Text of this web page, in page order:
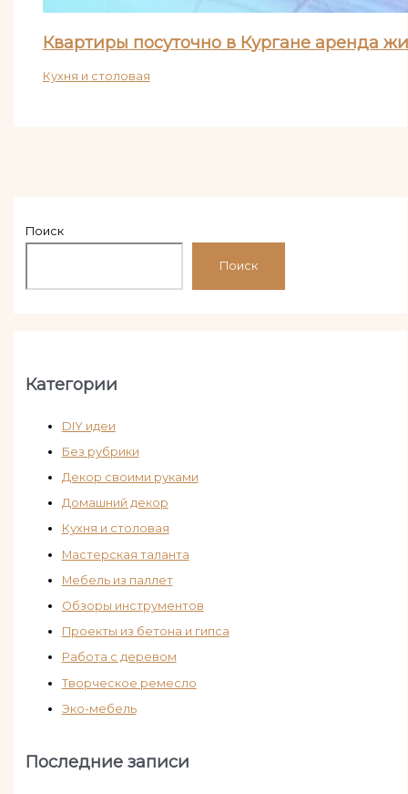
Поиск
Поиск
Категории
DIY идеи
Без рубрики
Декор своими руками
Домашний декор
Кухня и столовая
Мастерская таланта
Мебель из паллет
Обзоры инструментов
Проекты из бетона и гипса
Работа с деревом
Творческое ремесло
Эко-мебель
Последние записи
Квартиры посуточно в Кургане аренда
Кухня и столовая